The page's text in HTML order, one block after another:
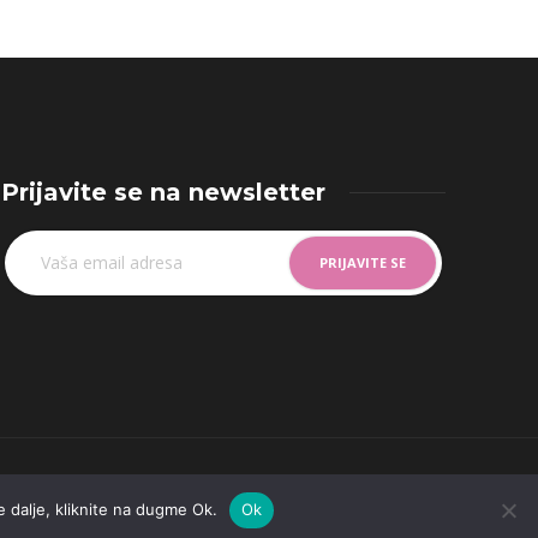
Prijavite se na newsletter
dalje, kliknite na dugme Ok. Ok